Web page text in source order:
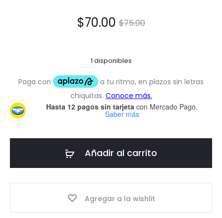
$75.00
El
original
era:
$75.00.
$70.00
es:
1 disponibles
Hasta 12 pagos sin tarjeta con Mercado Pago.
Saber más
Añadir al carrito
Agregar a la wishlit